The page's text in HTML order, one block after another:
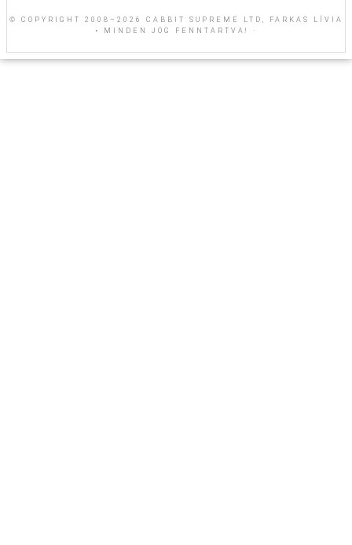
© COPYRIGHT 2008–2026 CABBIT SUPREME LTD, FARKAS LÍVIA
• MINDEN JOG FENNTARTVA! ·